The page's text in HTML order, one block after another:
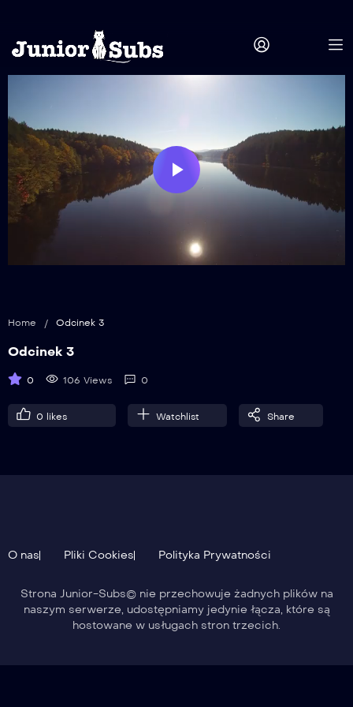
Play
Video
Home / Odcinek 3
Odcinek 3
0 106 Views 0
0 likes Watchlist Share
O nas Pliki Cookies Polityka Prywatności
Strona Junior-Subs© nie przechowuje żadnych plików na
naszym serwerze, udostępniamy jedynie łącza, które są
hostowane w usługach stron trzecich.